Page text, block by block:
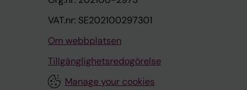
VAT.nr: SE202100297301
Om webbplatsen
Tillgänglighetsredogörelse
Manage your cookies